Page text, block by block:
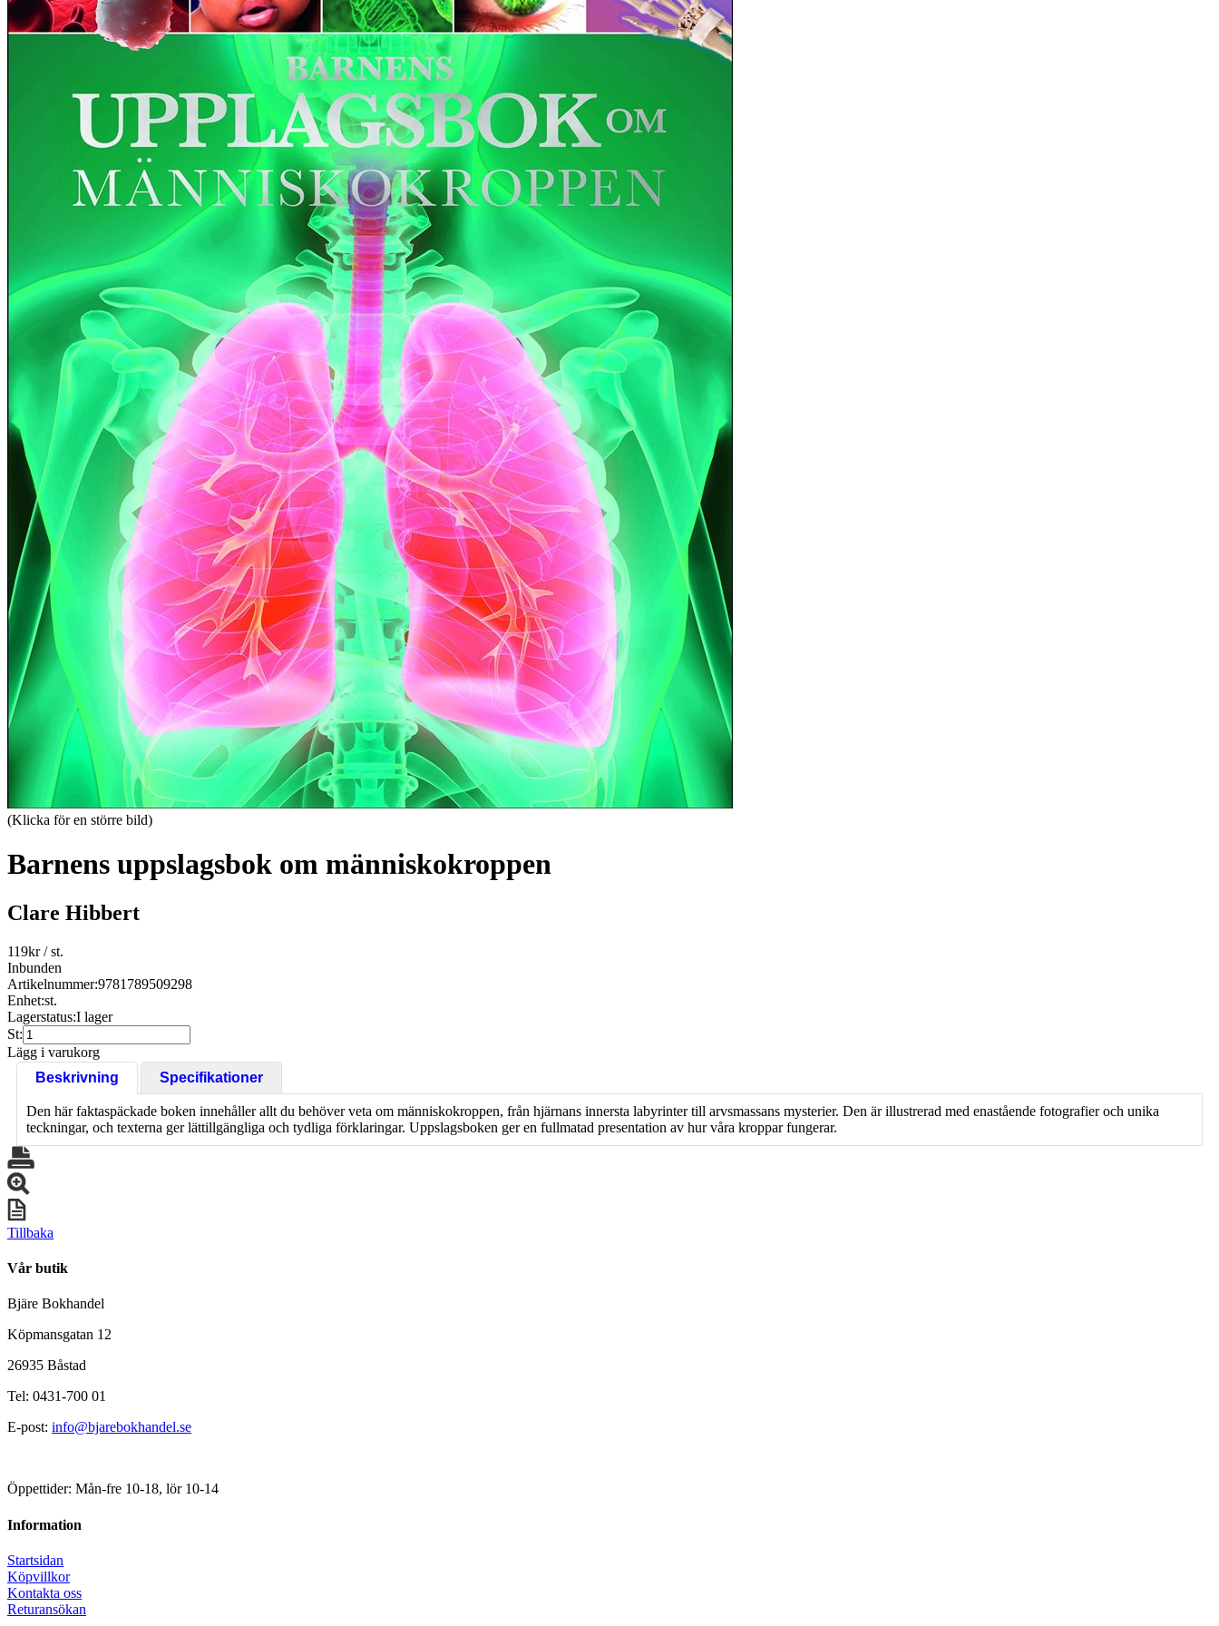
(Klicka för en större bild)
Barnens uppslagsbok om människokroppen
Clare Hibbert
119kr/ st.
Inbunden
Artikelnummer:9781789509298
Enhet:st.
Lagerstatus:I lager
St:
Lägg i varukorg
Beskrivning
Specifikationer
Den här faktaspäckade boken innehåller allt du behöver veta om människokroppen, från hjärnans innersta labyrinter till arvsmassans mysterier. Den är illustrerad med enastående fotografier och unika
teckningar, och texterna ger lättillgängliga och tydliga förklaringar. Uppslagsboken ger en fullmatad presentation av hur våra kroppar fungerar.
Tillbaka
Vår butik
Bjäre Bokhandel
Köpmansgatan 12
26935 Båstad
Tel: 0431-700 01
E-post: info@bjarebokhandel.se
Öppettider: Mån-fre 10-18, lör 10-14
Information
Startsidan
Köpvillkor
Kontakta oss
Returansökan